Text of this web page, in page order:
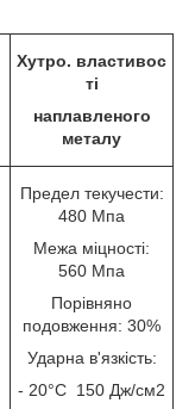
Хутро. властивос
ті
наплавленого
металу
Предел текучести:
480 Мпа
Межа міцності:
560 Мпа
Порівняно
подовження: 30%
Ударна в'язкість:
- 20°C 150 Дж/см2